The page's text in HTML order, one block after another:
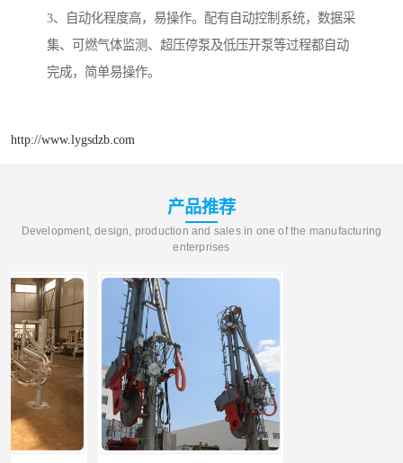
3、自动化程度高，易操作。配有自动控制系统，数据采
集、可燃气体监测、超压停泵及低压开泵等过程都自动
完成，简单易操作。
http://www.lygsdzb.com
产品推荐
Development, design, production and sales in one of the manufacturing
enterprises